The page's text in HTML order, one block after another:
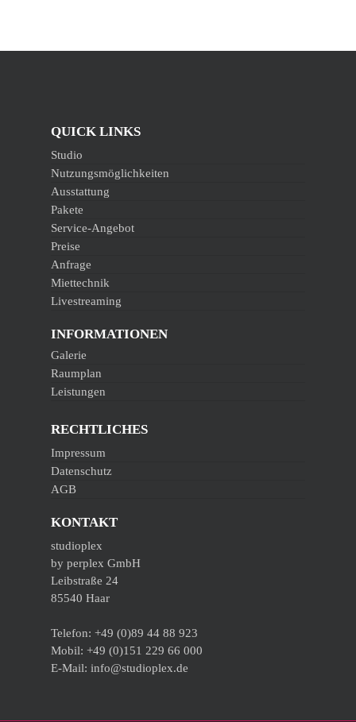
QUICK LINKS
Studio
Nutzungsmöglichkeiten
Ausstattung
Pakete
Service-Angebot
Preise
Anfrage
Miettechnik
Livestreaming
INFORMATIONEN
Galerie
Raumplan
Leistungen
RECHTLICHES
Impressum
Datenschutz
AGB
KONTAKT
studioplex
by perplex GmbH
Leibstraße 24
85540 Haar
Telefon: +49 (0)89 44 88 923
Mobil: +49 (0)151 229 66 000
E-Mail: info@studioplex.de